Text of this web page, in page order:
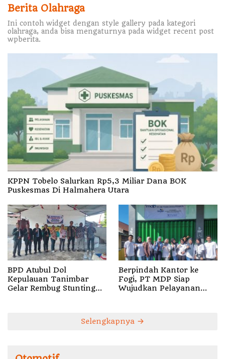
Berita Olahraga
Ini contoh widget dengan style gallery pada kategori
olahraga, anda bisa mengaturnya pada widget recent post
wpberita.
KPPN Tobelo Salurkan Rp5,3 Miliar Dana BOK
Puskesmas Di Halmahera Utara
BPD Atubul Dol
Kepulauan Tanimbar
Gelar Rembug Stunting
Berpindah Kantor ke
Fogi, PT MDP Siap
Wujudkan Pelayanan
Selengkapnya